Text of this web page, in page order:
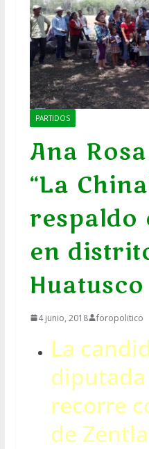
PARTIDOS
Ana
“La
respaldo
en
Huatusco
4 junio, 2018 foropolitico
La
recorre
de